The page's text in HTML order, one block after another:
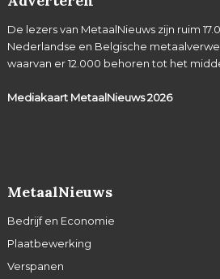
De lezers van MetaalNieuws zijn ruim
Nederlandse en Belgische
waarvan er 12.000 behoren tot het
Mediakaart MetaalNieuws2026
MetaalNieuws
Bedrijf en Economie
Plaatbewerking
Verspanen